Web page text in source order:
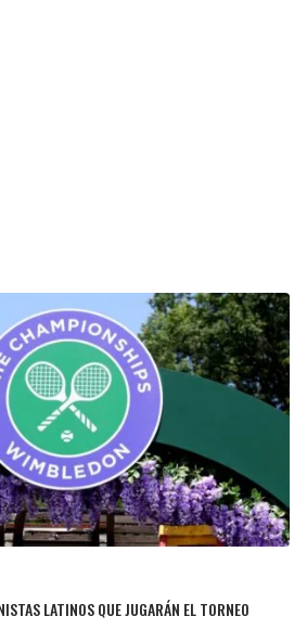
LATINOS QUE JUGARÁN EL TORNEO